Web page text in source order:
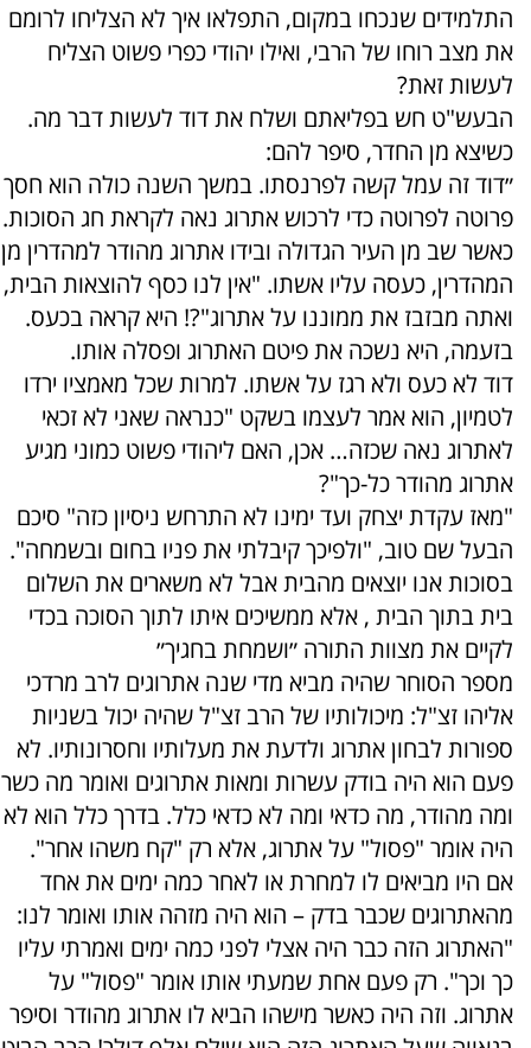
התלמידים שנכחו במקום, התפלאו איך לא הצליחו לרומם
את מצב רוחו של הרבי, ואילו יהודי כפרי פשוט הצליח
לעשות זאת?
הבעש"ט חש בפליאתם ושלח את דוד לעשות דבר מה.
כשיצא מן החדר, סיפר להם:
״דוד זה עמל קשה לפרנסתו. במשך השנה כולה הוא חסך
פרוטה לפרוטה כדי לרכוש אתרוג נאה לקראת חג הסוכות.
כאשר שב מן העיר הגדולה ובידו אתרוג מהודר למהדרין מן
המהדרין, כעסה עליו אשתו. "אין לנו כסף להוצאות הבית,
ואתה מבזבז את ממוננו על אתרוג"?! היא קראה בכעס.
בזעמה, היא נשכה את פיטם האתרוג ופסלה אותו.
דוד לא כעס ולא רגז על אשתו. למרות שכל מאמציו ירדו
לטמיון, הוא אמר לעצמו בשקט "כנראה שאני לא זכאי
לאתרוג נאה שכזה… אכן, האם ליהודי פשוט כמוני מגיע
אתרוג מהודר כל-כך"?
"מאז עקדת יצחק ועד ימינו לא התרחש ניסיון כזה" סיכם
הבעל שם טוב, "ולפיכך קיבלתי את פניו בחום ובשמחה".
בסוכות אנו יוצאים מהבית אבל לא משארים את השלום
בית בתוך הבית , אלא ממשיכים איתו לתוך הסוכה בכדי
לקיים את מצוות התורה ״ושמחת בחגיך״
מספר הסוחר שהיה מביא מדי שנה אתרוגים לרב מרדכי
אליהו זצ"ל: מיכולותיו של הרב זצ"ל שהיה יכול בשניות
ספורות לבחון אתרוג ולדעת את מעלותיו וחסרונותיו. לא
פעם הוא היה בודק עשרות ומאות אתרוגים ואומר מה כשר
ומה מהודר, מה כדאי ומה לא כדאי כלל. בדרך כלל הוא לא
היה אומר "פסול" על אתרוג, אלא רק "קח משהו אחר".
אם היו מביאים לו למחרת או לאחר כמה ימים את אחד
מהאתרוגים שכבר בדק – הוא היה מזהה אותו ואומר לנו:
"האתרוג הזה כבר היה אצלי לפני כמה ימים ואמרתי עליו
כך וכך". רק פעם אחת שמעתי אותו אומר "פסול" על
אתרוג. וזה היה כאשר מישהו הביא לו אתרוג מהודר וסיפר